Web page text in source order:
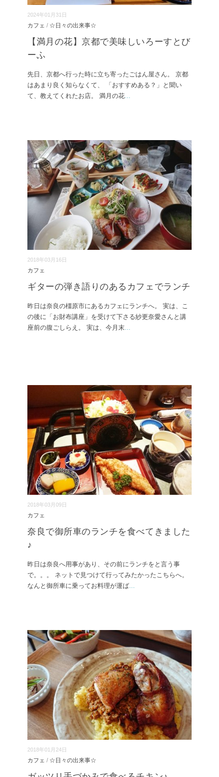
2024年01月31日
カフェ / ☆日々の出来事☆
【満月の花】京都で美味しいろーすとび
ーふ
先日、京都へ行った時に立ち寄ったごはん屋さん。 京都
はあまり良く知らなくて、 「おすすめある？」と聞い
て、教えてくれたお店。 満月の花
2018年03月16日
カフェ
ギターの弾き語りのあるカフェでランチ
昨日は奈良の橿原市にあるカフェにランチへ。 実は、こ
の後に「お財布講座」を受けて下さる紗更奈愛さんと講
座前の腹ごしらえ。 実は、今月末
2018年03月09日
カフェ
奈良で御所車のランチを食べてきました
♪
昨日は奈良へ用事があり、その前にランチをと言う事
で。。。 ネットで見つけて行ってみたかったこちらへ。
なんと御所車に乗ってお料理が運ば
2018年01月24日
カフェ / ☆日々の出来事☆